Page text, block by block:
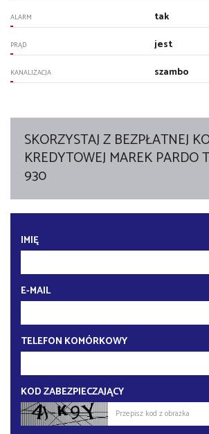
ALARM tak
PRĄD jest
KANALIZACJA szambo
SKORZYSTAJ Z BEZPŁATNEJ
KREDYTOWEJ MAREK PARDO
930
IMIĘ
E-MAIL
TELEFON KOMÓRKOWY
KOD ZABEZPIECZAJĄCY